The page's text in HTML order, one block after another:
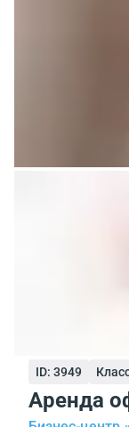
ID: 3949
Аренда